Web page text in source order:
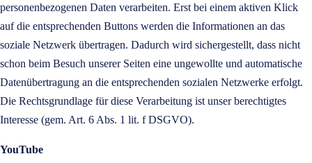
personenbezogenen Daten verarbeiten. Erst bei einem aktiven Klick
auf die entsprechenden Buttons werden die Informationen an das
soziale Netzwerk übertragen. Dadurch wird sichergestellt, dass nicht
schon beim Besuch unserer Seiten eine ungewollte und automatische
Datenübertragung an die entsprechenden sozialen Netzwerke erfolgt.
Die Rechtsgrundlage für diese Verarbeitung ist unser berechtigtes
Interesse (gem. Art. 6 Abs. 1 lit. f DSGVO).
YouTube